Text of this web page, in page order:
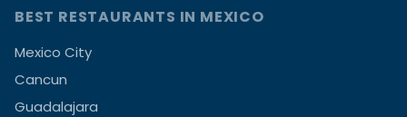
BEST RESTAURANTS IN MEXICO
Mexico City
Cancun
Guadalajara